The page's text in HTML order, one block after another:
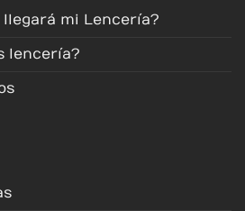
mi Lencería?
lencería?